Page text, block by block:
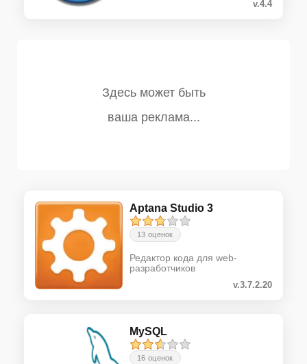
v.4.4
Aptana Studio 3
13 оценок
Редактор кода для web-
разработчиков
v.3.7.2.20
MySQL
16 оценок